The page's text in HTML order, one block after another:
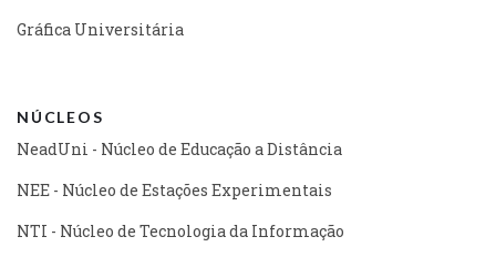
Gráfica Universitária
NÚCLEOS
NeadUni - Núcleo de Educação a Distância
NEE - Núcleo de Estações Experimentais
NTI - Núcleo de Tecnologia da Informação